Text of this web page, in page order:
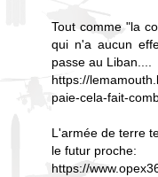
Tout comme "la
qui n'a aucun
passe au Liban....
https://
paie-cela-fait-
L'armée de terre
le futur proche:
https://